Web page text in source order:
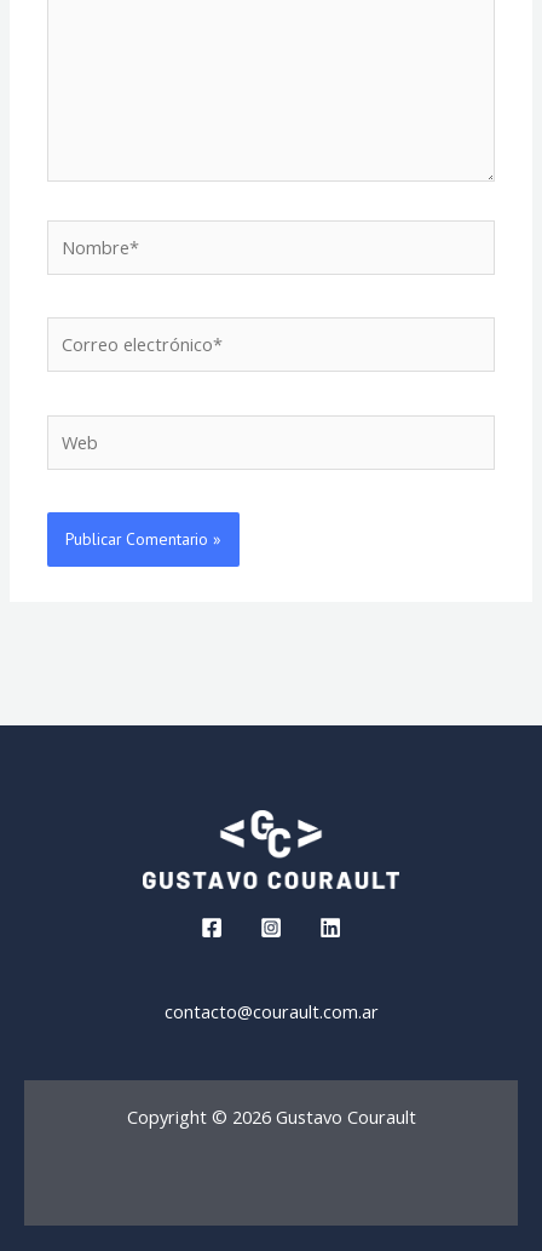
electrónico*
contacto@courault.com.ar
Copyright © 2026 Gustavo Courault